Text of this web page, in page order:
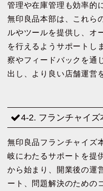
管理や在庫管理も効率的
無印良品本部は、これら
ルやツールを提供し、オ
を行えるようサポートし
察やフィードバックを通
出し、より良い店舗運営
4-2. フランチャイ
無印良品フランチャイズ
岐にわたるサポートを提
から始まり、開業後の運
ート、問題解決のための